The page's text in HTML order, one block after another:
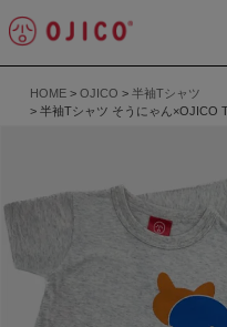
HOME OJICO
半袖Tシャツ
半袖Tシャツ そうにゃん×OJICO